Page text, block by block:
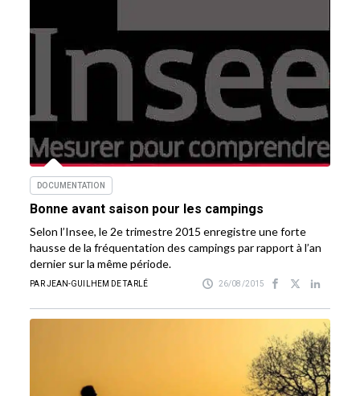
DOCUMENTATION
Bonne avant saison pour les campings
Selon l’Insee, le 2e trimestre 2015 enregistre une forte
hausse de la fréquentation des campings par rapport à l’an
dernier sur la même période.
PAR JEAN-GUILHEM DE TARLÉ 26/08/2015